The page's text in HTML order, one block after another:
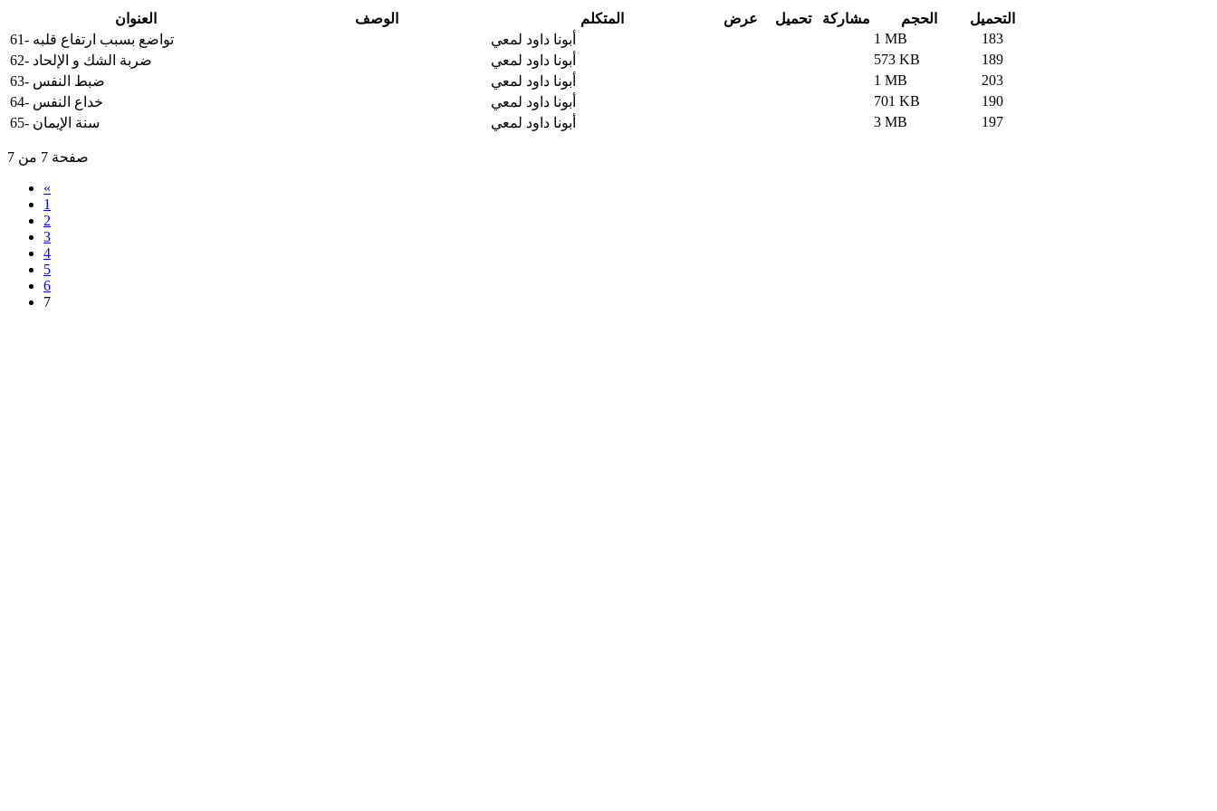
العنوان الوصف المتكلم عرض تحميل مشاركة الحجم
التحميل
61- تواضع بسبب ارتفاع قلبه
أبونا داود لمعي 1 MB
183
62- ضربة الشك و الإلحاد
أبونا داود لمعي 573 KB
189
63- ضبط النفس
أبونا داود لمعي 1 MB
203
64- خداع النفس
أبونا داود لمعي 701 KB
190
65- سنة الإيمان
أبونا داود لمعي 3 MB 197
صفحة 7 من 7
«
1
2
3
4
5
6
7